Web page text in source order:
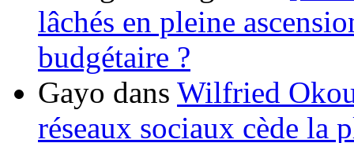
lâchés en pleine
budgétaire ?
Gayo dans Wilfried
réseaux sociaux cède la